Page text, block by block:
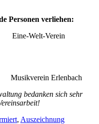
Personen verliehen:
Welt-Verein
Erlenbach
bedanken sich sehr
, Auszeichnung